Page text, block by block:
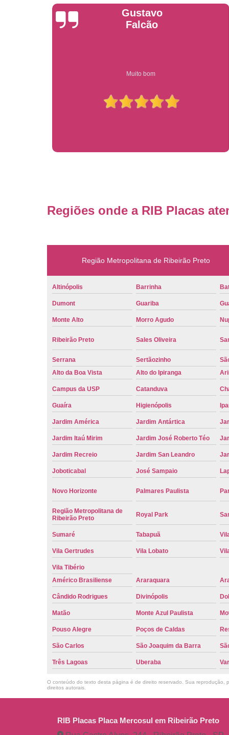
Anderson
Garcia
Compre on-line entrega garantido em todo estado de sp
Regiões onde a RIB Placas
Região Metropolitana de Ribeirão Preto
Altinópolis Barrinha
Dumont Guariba
Monte Alto Morro Agudo
Ribeirão Preto Sales Oliveira
Serrana Sertãozinho
Alto da Boa Vista
Alto do Ipiranga
Campus da USP Catanduva
Guaíra Higienópolis
Jardim América Jardim Antártica
Jardim Itaú Mirim Jardim José Roberto Téo
Jardim Recreio Jardim San Leandro
Joboticabal José Sampaio
Novo Horizonte Palmares Paulista
Região Metropolitana de
Ribeirão Preto
Royal Park
Sumaré Tabapuã
Vila Gertrudes Vila Lobato
Vila Tibério
Américo Brasiliense
Araraquara
Cândido Rodrigues Divinópolis
Matão Monte Azul Paulista
Pouso Alegre Poços de Caldas
São Carlos São Joaquim da Barra
Três Lagoas Uberaba
O conteúdo do texto desta página é de direito reservado. Sua reprodução,
direitos autorais
RIB Placas Placa Mercosul em Ribeirão Preto